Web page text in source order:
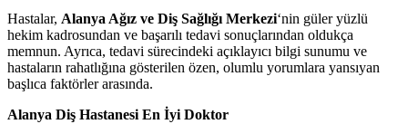
Hastalar, Alanya Ağız ve Diş Sağlığı Merkezi‘nin güler yüzlü
hekim kadrosundan ve başarılı tedavi sonuçlarından oldukça
memnun. Ayrıca, tedavi sürecindeki açıklayıcı bilgi sunumu ve
hastaların rahatlığına gösterilen özen, olumlu yorumlara yansıyan
başlıca faktörler arasında.
Alanya Diş Hastanesi En İyi Doktor